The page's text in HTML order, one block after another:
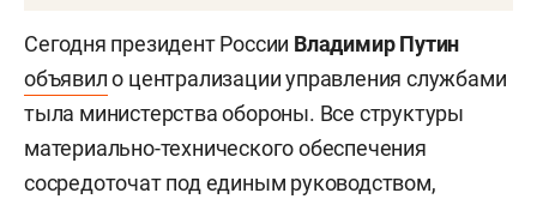
Сегодня президент России Владимир Путин
объявило централизации управления службами
тыла министерства обороны. Все структуры
материально-технического обеспечения
сосредоточат под единым руководством,